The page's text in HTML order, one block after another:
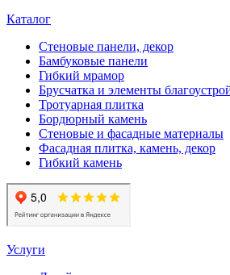
Каталог
Стеновые панели, декор
Бамбуковые панели
Гибкий мрамор
Брусчатка и элементы
Тротуарная плитка
Бордюрный камень
Стеновые и фасадные материалы
Фасадная плитка, камень, декор
Гибкий камень
Услуги